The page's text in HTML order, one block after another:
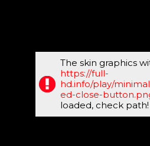
The skin graphics
https://full-
hd.info/play/
ed-close-
loaded, check path!